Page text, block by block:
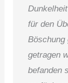
für den
Böschung
getragen
befanden